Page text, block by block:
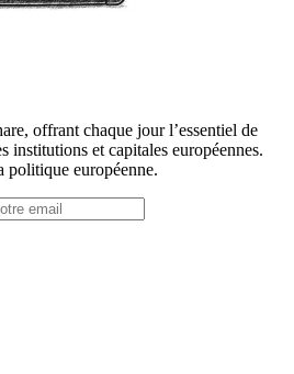
offrant chaque jour l’essentiel de
institutions et capitales européennes.
politique européenne.